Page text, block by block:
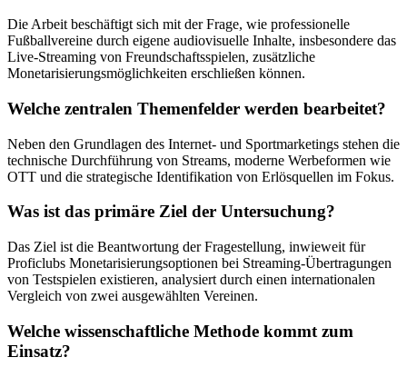
Die Arbeit beschäftigt sich mit der Frage, wie professionelle
Fußballvereine durch eigene audiovisuelle Inhalte, insbesondere das
Live-Streaming von Freundschaftsspielen, zusätzliche
Monetarisierungsmöglichkeiten erschließen können.
Welche zentralen Themenfelder werden bearbeitet?
Neben den Grundlagen des Internet- und Sportmarketings stehen die
technische Durchführung von Streams, moderne Werbeformen wie
OTT und die strategische Identifikation von Erlösquellen im Fokus.
Was ist das primäre Ziel der Untersuchung?
Das Ziel ist die Beantwortung der Fragestellung, inwieweit für
Proficlubs Monetarisierungsoptionen bei Streaming-Übertragungen
von Testspielen existieren, analysiert durch einen internationalen
Vergleich von zwei ausgewählten Vereinen.
Welche wissenschaftliche Methode kommt zum
Einsatz?